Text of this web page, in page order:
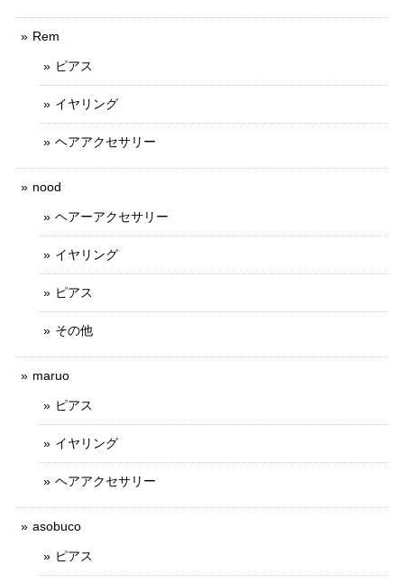
Rem
ピアス
イヤリング
ヘアアクセサリー
nood
ヘアーアクセサリー
イヤリング
ピアス
その他
maruo
ピアス
イヤリング
ヘアアクセサリー
asobuco
ピアス